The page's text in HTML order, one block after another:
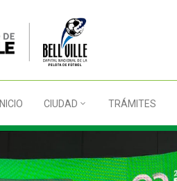
INICIO CIUDAD TRÁMITES